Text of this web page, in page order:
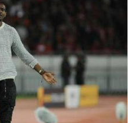
ا
إ
ل
ك